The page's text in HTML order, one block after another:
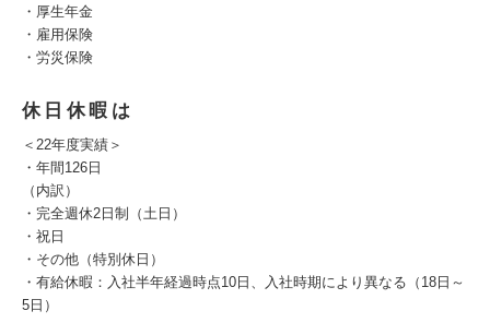
・厚生年金
・雇用保険
・労災保険
休日休暇は
＜22年度実績＞
・年間126日
（内訳）
・完全週休2日制（土日）
・祝日
・その他（特別休日）
・有給休暇：入社半年経過時点10日、入社時期により異なる（18日～
5日）